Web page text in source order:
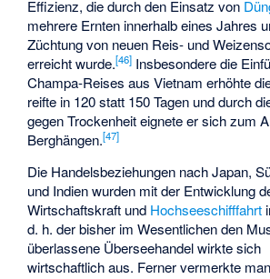
Effizienz, die durch den Einsatz von
mehrere Ernten innerhalb eines Jahres
Züchtung von neuen Reis- und
erreicht wurde.[46] Insbesondere die
Champa-Reises aus Vietnam erhöhte
reifte in 120 statt 150 Tagen und durch
gegen Trockenheit eignete er sich zum
Berghängen.[47]
Die Handelsbeziehungen nach Japan,
und Indien wurden mit der Entwicklung
Wirtschaftskraft und Hochseeschifffahrt
d. h. der bisher im Wesentlichen den
überlassene Überseehandel wirkte sich
wirtschaftlich aus. Ferner vermerkte